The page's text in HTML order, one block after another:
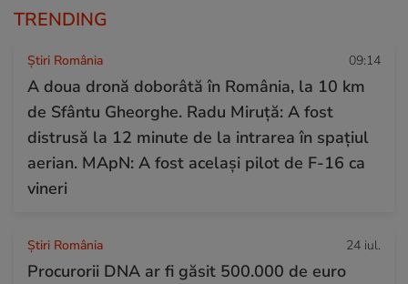
TRENDING
Știri România 09:14
A doua dronă doborâtă în România, la 10 km
de Sfântu Gheorghe. Radu Miruță: A fost
distrusă la 12 minute de la intrarea în spațiul
aerian. MApN: A fost același pilot de F-16 ca
vineri
Știri România 24 iul.
Procurorii DNA ar fi găsit 500.000 de euro